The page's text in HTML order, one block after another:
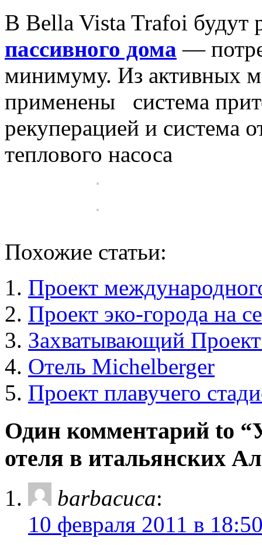
В Bella Vista Trafoi будут
пассивного дома —
минимуму. Из активных
применены система
рекуперацией и система
теплового насоса
Похожие статьи:
Проект
Проект эко-города на
Захватывающий
Отель Michelberger
Проект плавучего
Один комментарий to
отеля в итальянских
barbacuca:
10 февраля 2011 в